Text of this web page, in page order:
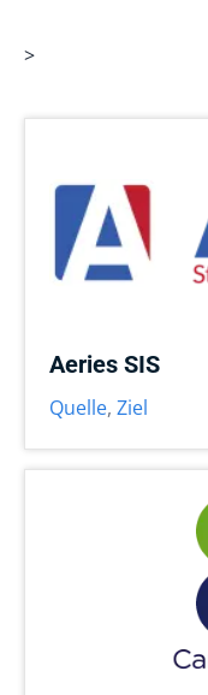
>
Aeries SIS
Quelle, Ziel